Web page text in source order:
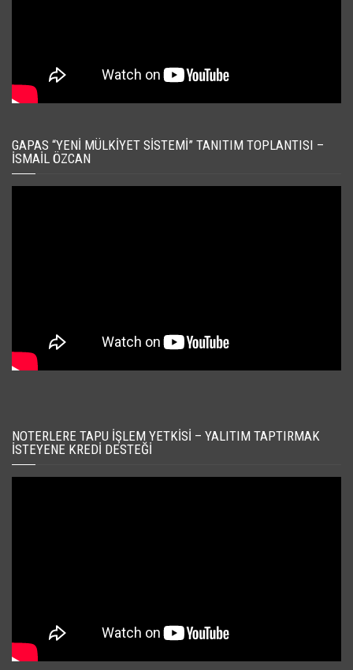
GAPAS “YENI MÜLKIYET SISTEMI” TANITIM TOPLANTISI –
İSMAIL ÖZCAN
NOTERLERE TAPU İŞLEM YETKISI – YALITIM TAPTIRMAK
İSTEYENE KREDI DESTEĞI